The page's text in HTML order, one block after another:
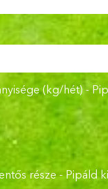
(kg/hét) -
része - Pipáld